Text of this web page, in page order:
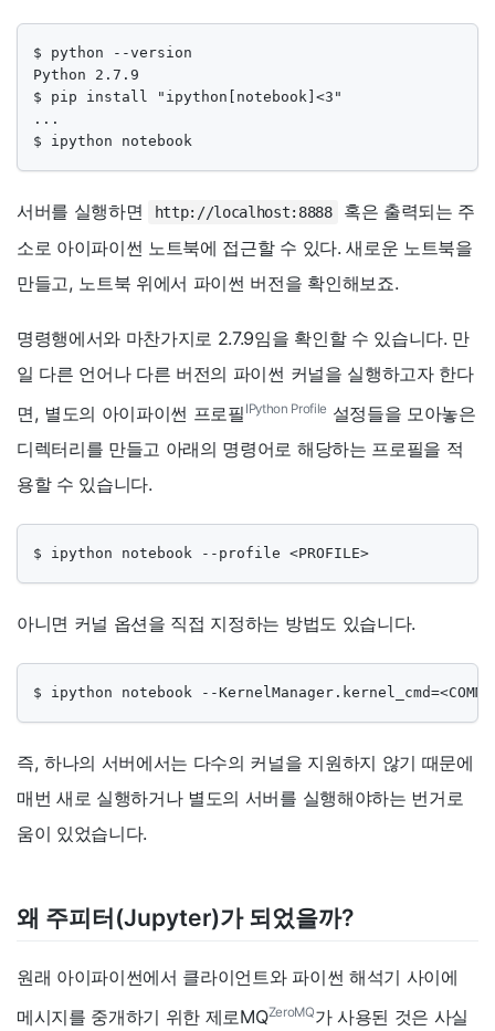
$ python --version
Python 2.7.9
$ pip install "ipython[notebook]<3"
...
$ ipython notebook
서버를 실행하면 http://localhost:8888
혹은 출력되는 주
소로 아이파이썬 노트북에 접근할 수 있다. 새로운 노트북을
만들고, 노트북 위에서 파이썬 버전을 확인해보죠.
명령행에서와 마찬가지로 2.7.9임을 확인할 수 있습니다. 만
일 다른 언어나 다른 버전의 파이썬 커널을 실행하고자 한다
면, 별도의 아이파이썬 프로필 IPython Profile 설정들을 모아놓은
디렉터리를 만들고 아래의 명령어로 해당하는 프로필을 적
용할 수 있습니다.
$ ipython notebook --profile <PROFILE>
아니면 커널 옵션을 직접 지정하는 방법도 있습니다.
$ ipython notebook --
즉, 하나의 서버에서는 다수의 커널을 지원하지 않기 때문에
매번 새로 실행하거나 별도의 서버를 실행해야하는 번거로
움이 있었습니다.
왜 주피터(Jupyter)가 되었을까?
원래 아이파이썬에서 클라이언트와 파이썬 해석기 사이에
메시지를 중개하기 위한 제로MQZeroMQ가 사용된 것은 사실